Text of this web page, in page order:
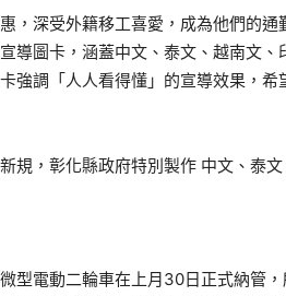
，深受外籍移工喜愛，成為他們的
導圖卡，涵蓋中文、泰文、越南文、
強調「人人看得懂」的宣導效果，希
規，彰化縣政府特別製作 中文、泰
型電動二輪車在上月30日正式納管